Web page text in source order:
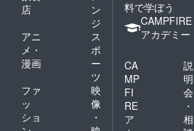
店
ン
ジ
アニ
メ・
漫画
ス
ポ
ー
ツ
ファ
ッ
ショ
映
像
・
料で学ぼう
CAMPFIRE
アカデミー
CA
MP
FI
RE
ア
説
明
会
・
相